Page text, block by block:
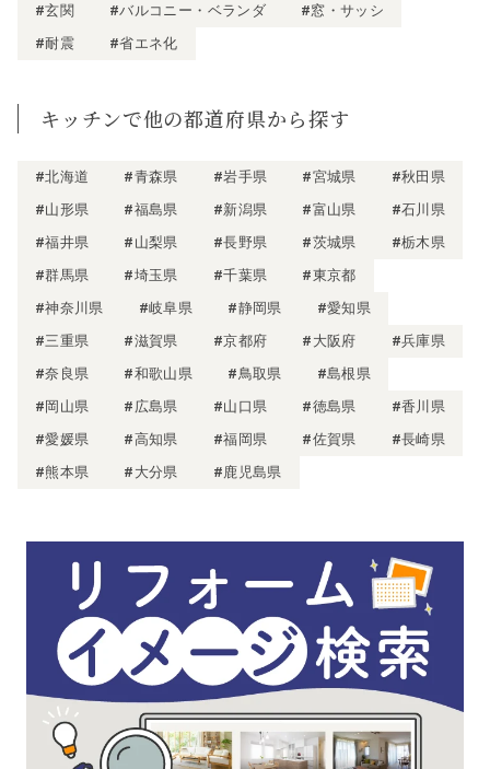
#玄関
#バルコニー・ベランダ
#窓・サッシ
#耐震
#省エネ化
キッチンで他の都道府県から探す
#北海道 #青森県 #岩手県 #宮城県
#秋田県
#山形県
#福島県 #新潟県 #富山県
#石川県
#福井県
#山梨県 #長野県 #茨城県
#栃木県
#群馬県
#埼玉県 #千葉県
#東京都
#神奈川県
#岐阜県 #静岡県
#愛知県
#三重県
#滋賀県 #京都府 #大阪府
#兵庫県
#奈良県
#和歌山県 #鳥取県
#島根県
#岡山県
#広島県 #山口県 #徳島県
#香川県
#愛媛県
#高知県 #福岡県 #佐賀県
#長崎県
#熊本県
#大分県 #鹿児島県